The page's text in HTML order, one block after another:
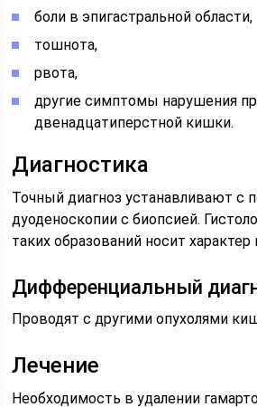
боли в эпигастральной области,
тошнота,
рвота,
другие симптомы нарушения
двенадцатиперстной кишки.
Диагностика
Точный диагноз устанавливают с
дуоденоскопии с биопсией.
таких образований носит
Дифференциальный
Проводят с другими опухолями
Лечение
Необходимость в удалении